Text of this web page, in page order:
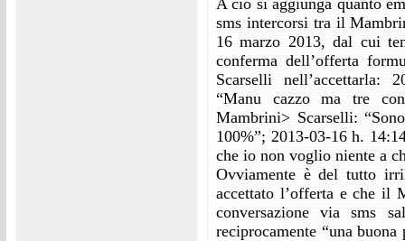
sms intercorsi tra il
16 marzo 2013, dal cui
conferma dell’offerta
Scarselli nell’accettarla:
“Manu cazzo ma tre
Mambrini> Scarselli:
100%”; 2013-03-16 h.
che io non voglio niente a
Ovviamente è del tutto
accettato l’offerta e che il
conversazione via sms
reciprocamente “una